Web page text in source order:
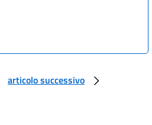
articolo successivo